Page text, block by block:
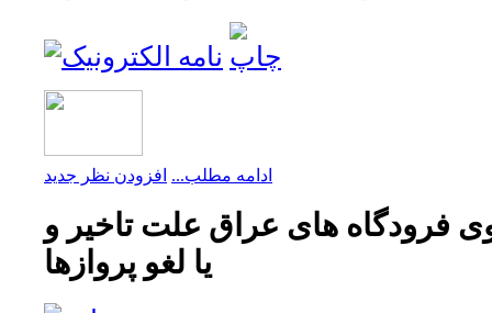
ادامه مطلب... افزودن نظر جدید
فرودگاه های عراق علت تاخیر و
یا لغو پروازها